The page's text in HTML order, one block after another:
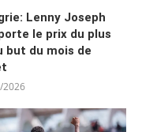
Lenny Joseph
le prix du plus
but du mois de
2026